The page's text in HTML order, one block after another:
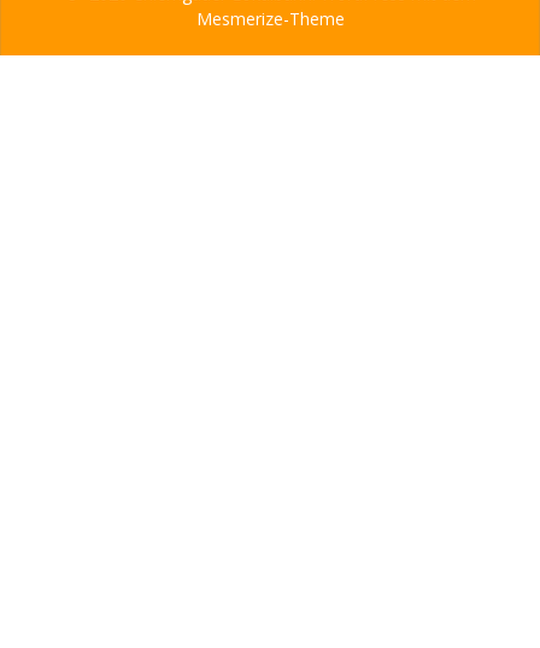
Mesmerize-Theme